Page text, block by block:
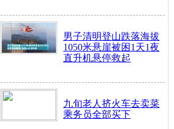
男子清明登山跌落海拔
1050米悬崖被困1天1夜
直升机悬停救起
九旬老人挤火车去卖菜
乘务员全部买下